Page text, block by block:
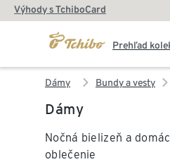
Výhody s TchiboCard
Prehľad
Dámy Bundy a vesty
Dámy
Nočná bielizeň a
oblečenie